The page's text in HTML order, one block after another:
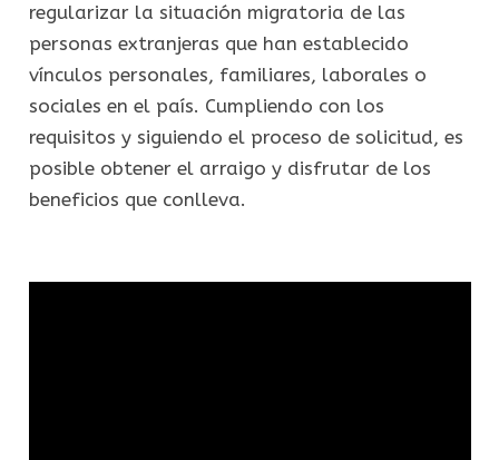
regularizar la situación migratoria de las
personas extranjeras que han establecido
vínculos personales, familiares, laborales o
sociales en el país. Cumpliendo con los
requisitos y siguiendo el proceso de solicitud, es
posible obtener el arraigo y disfrutar de los
beneficios que conlleva.